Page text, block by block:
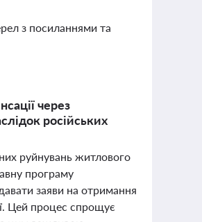
з посиланнями та
через
російських
руйнувань житлового
програму
заяви на отримання
Цей процес спрощує